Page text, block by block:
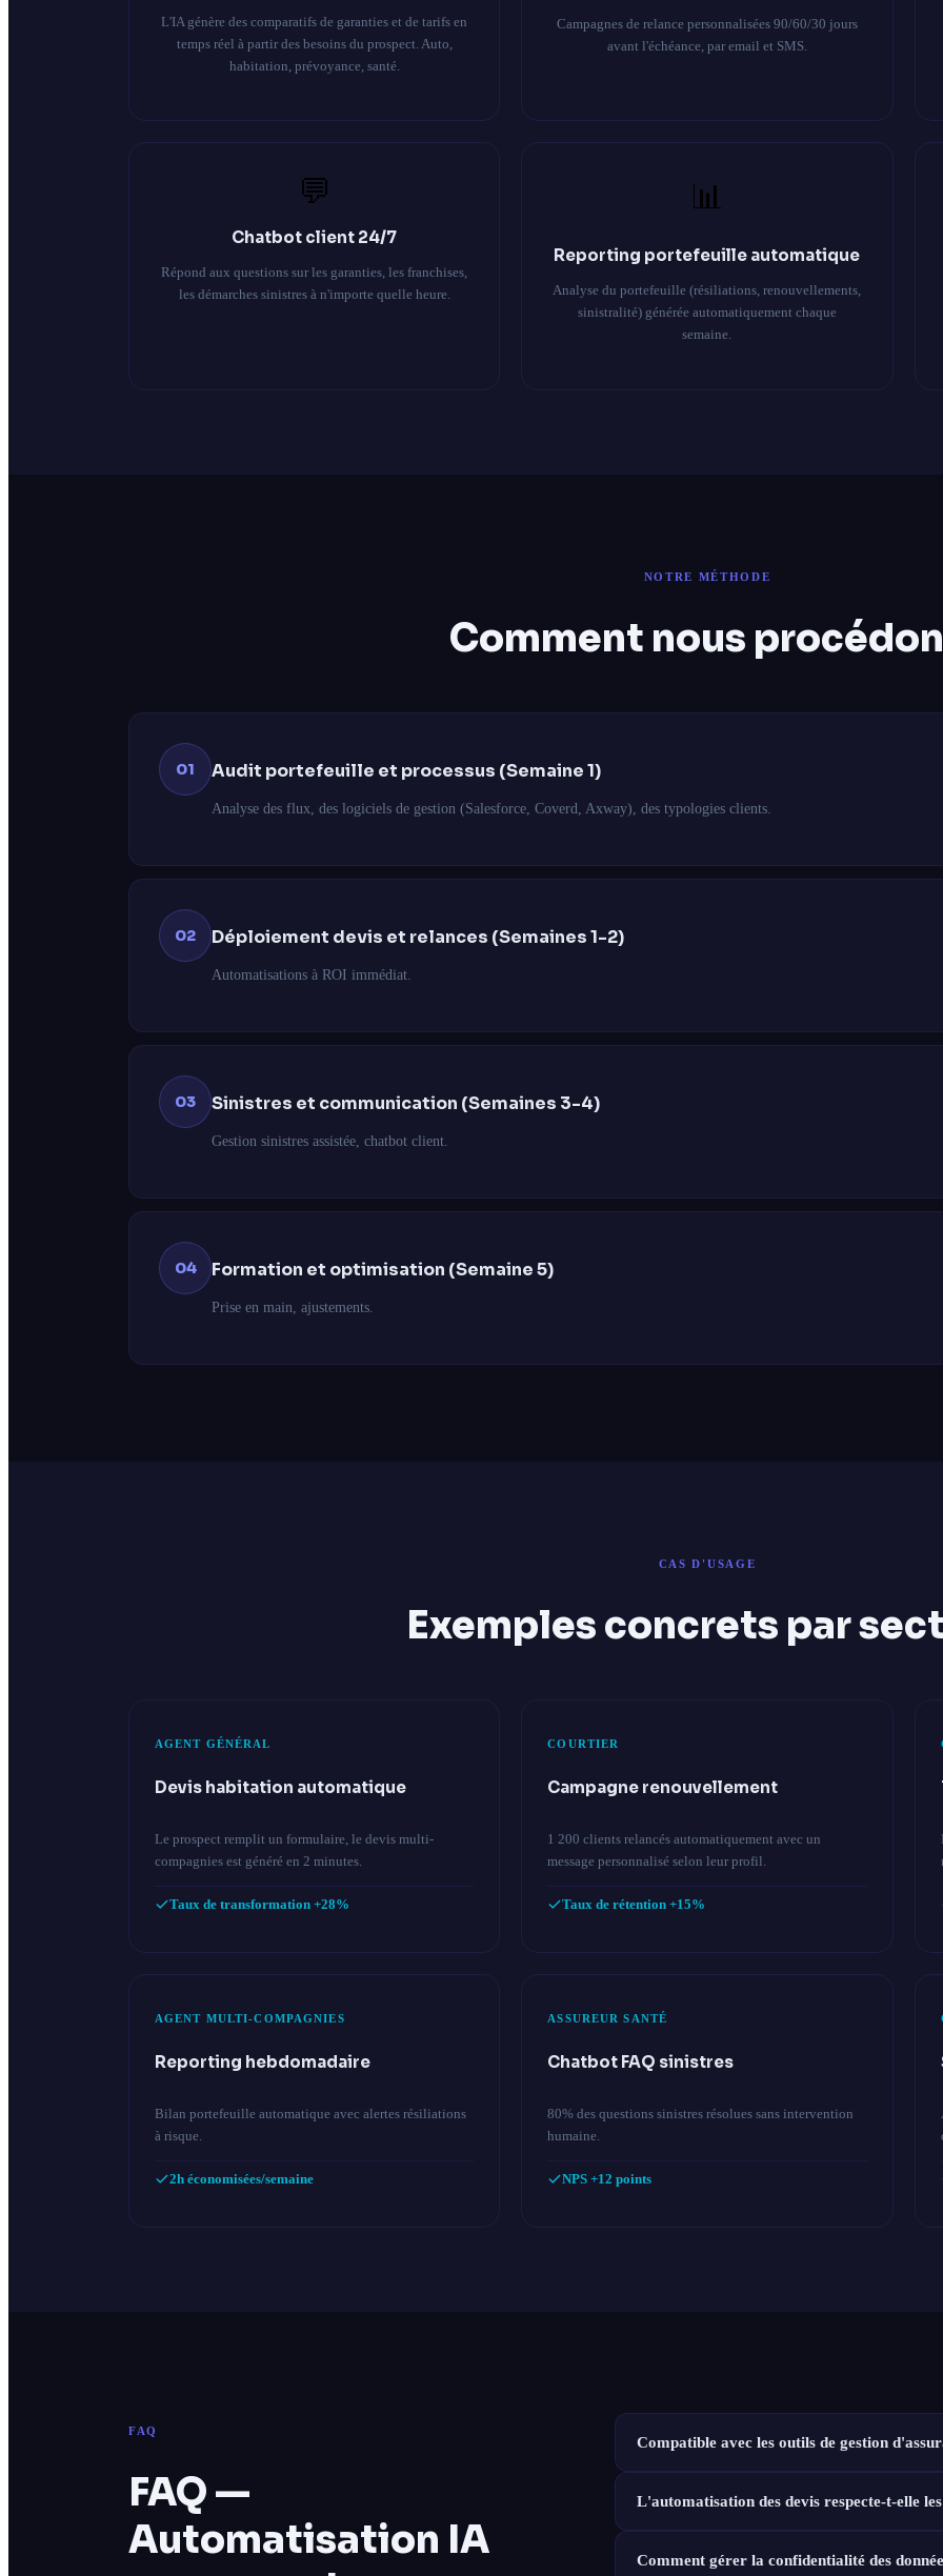
L'IA génère des comparatifs de garanties et de tarifs en
temps réel à partir des besoins du prospect. Auto,
habitation, prévoyance, santé.
Campagnes de relance personnalisées 90/60/30 jours
avant l'échéance, par email et SMS.
💬
Chatbot client 24/7
Répond aux questions sur les garanties, les franchises,
les démarches sinistres à n'importe quelle heure.
📊
Reporting portefeuille automatique
Analyse du portefeuille (résiliations, renouvellements,
sinistralité) générée automatiquement chaque
semaine.
NOTRE MÉTHODE
Comment nous
01 Audit portefeuille et processus (Semaine 1)
Analyse des flux, des logiciels de gestion (Salesforce, Coverd, Axway), des typologies clients.
02 Déploiement devis et relances (Semaines 1-2)
Automatisations à ROI immédiat.
03 Sinistres et communication (Semaines 3-4)
Gestion sinistres assistée, chatbot client.
04 Formation et optimisation (Semaine 5)
Prise en main, ajustements.
CAS D'USAGE
Exemples concrets par
AGENT GÉNÉRAL
Devis habitation automatique
Le prospect remplit un formulaire, le devis multi-
compagnies est généré en 2 minutes.
Taux de transformation +28%
COURTIER
Campagne renouvellement
1 200 clients relancés automatiquement avec un
message personnalisé selon leur profil.
Taux de rétention +15%
AGENT MULTI-COMPAGNIES
Reporting hebdomadaire
Bilan portefeuille automatique avec alertes résiliations
à risque.
2h économisées/semaine
ASSUREUR SANTÉ
Chatbot FAQ sinistres
80% des questions sinistres résolues sans intervention
humaine.
NPS +12 points
FAQ
FAQ —
Automatisation IA
Compatible avec les outils de gestion
L'automatisation des devis respecte-t-elle
Comment gérer la confidentialité des